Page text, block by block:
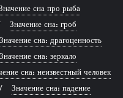
сна про рыба
Значение сна: гроб
Значение сна: драгоценность
Значение сна: зеркало
сна: неизвестный человек
Значение сна: падение